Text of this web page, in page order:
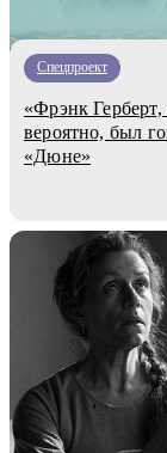
Спецпроект
«Фрэнк
вероятно, был
«Дюне»